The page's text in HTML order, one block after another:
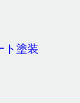
ト塗装